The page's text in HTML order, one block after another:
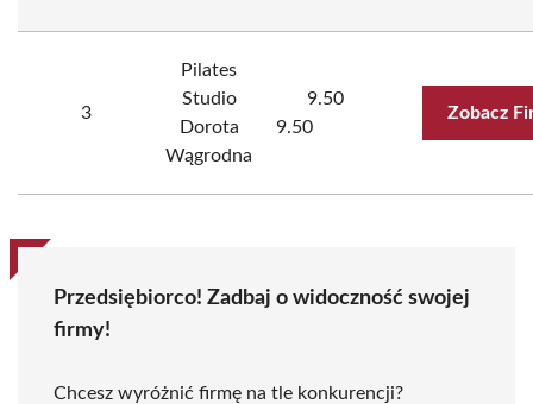
3
Pilates
Studio
Dorota
Wągrodna
9.50
9.50
Zobacz
Przedsiębiorco! Zadbaj o widoczność swojej
firmy!
Chcesz wyróżnić firmę na tle konkurencji?